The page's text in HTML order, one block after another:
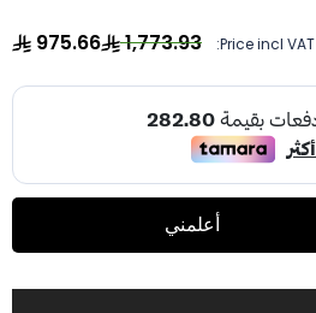
Price incl VAT:
1,773.93
975.66
أعلمني